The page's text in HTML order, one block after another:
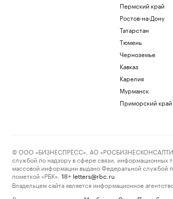
Пермский край
Ростов-на-Дону
Татарстан
Тюмень
Черноземье
Кавказ
Карелия
Мурманск
Приморский край
© ООО «БИЗНЕСПРЕСС», АО «РОСБИЗНЕСКОНСАЛТИНГ»,
службой по надзору в сфере связи, информационных
массовой информации выдано Федеральной службой
пометкой «РБК».
18+ letters@rbc.ru
Владельцем сайта является информационное